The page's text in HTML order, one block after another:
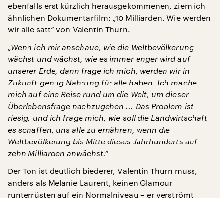
ebenfalls erst kürzlich herausgekommenen, ziemlich
ähnlichen Dokumentarfilm: „10 Milliarden. Wie werden
wir alle satt“ von Valentin Thurn.
„Wenn ich mir anschaue, wie die Weltbevölkerung
wächst und wächst, wie es immer enger wird auf
unserer Erde, dann frage ich mich, werden wir in
Zukunft genug Nahrung für alle haben. Ich mache
mich auf eine Reise rund um die Welt, um dieser
Überlebensfrage nachzugehen ... Das Problem ist
riesig, und ich frage mich, wie soll die Landwirtschaft
es schaffen, uns alle zu ernähren, wenn die
Weltbevölkerung bis Mitte dieses Jahrhunderts auf
zehn Milliarden anwächst.“
Der Ton ist deutlich biederer, Valentin Thurn muss,
anders als Melanie Laurent, keinen Glamour
runterrüsten auf ein Normalniveau – er verströmt